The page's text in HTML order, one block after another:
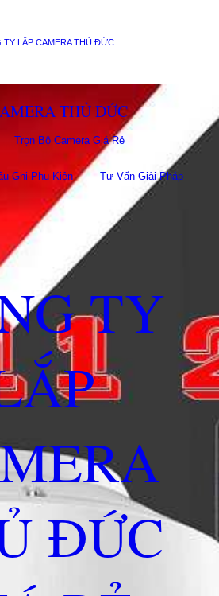
TY LẮP CAMERA THỦ ĐỨC
THỦ ĐỨC
Trọn Bộ Camera Giá Rẻ
Ghi Phụ Kiên Tư Vấn Giải Pháp
TY
ĐỨC